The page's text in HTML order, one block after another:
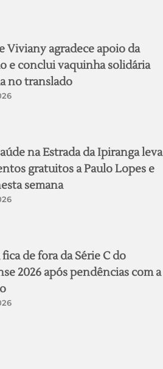
Viviany agradece apoio da
e conclui vaquinha solidária
no translado
na Estrada da Ipiranga leva
gratuitos a Paulo Lopes e
semana
de fora da Série C do
2026 após pendências com a